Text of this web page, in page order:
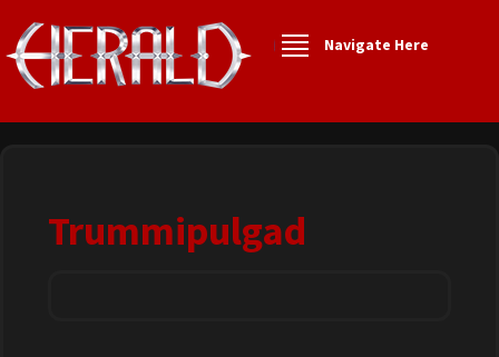
Navigate Here
Trummipulgad